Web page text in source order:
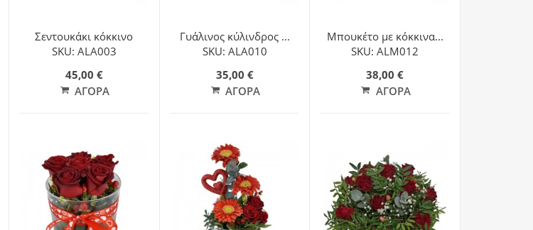
Σεντουκάκι κόκκινο
SKU: ALA003
45,00 €
ΑΓΟΡΆ
Γυάλινος κύλινδρος ...
SKU: ALA010
35,00 €
ΑΓΟΡΆ
Μπουκέτο με κόκκινα...
SKU: ALM012
38,00 €
ΑΓΟΡΆ